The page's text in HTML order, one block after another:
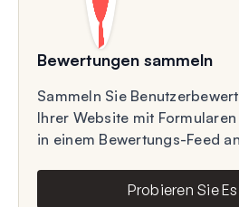
Bewertungen sammeln
Sammeln Sie
Ihrer Website mit
in einem Bewertungs-Feed
Probieren Sie